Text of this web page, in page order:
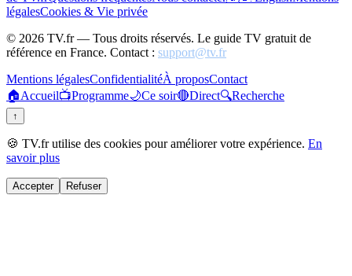
légalesCookies & Vie privée
© 2026 TV.fr — Tous droits réservés. Le guide TV gratuit de
référence en France. Contact : support@tv.fr
Mentions légalesConfidentialitéÀ proposContact
🏠Accueil📺Programme🌙Ce soir🔴Direct🔍Recherche
↑
🍪 TV.fr utilise des cookies pour améliorer votre expérience. En
savoir plus
Accepter Refuser